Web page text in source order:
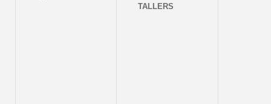
TALLERS